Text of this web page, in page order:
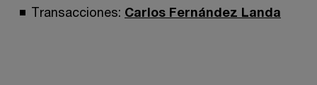
Transacciones: Carlos Fernández Landa